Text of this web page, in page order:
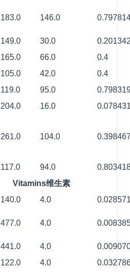
183.0 146.0
149.0 30.0
165.0 66.0
0.4
105.0 42.0
0.4
119.0 95.0
204.0 16.0
261.0 104.0
117.0 94.0
Vitamins维生素
140.0 4.0
477.0 4.0
441.0 4.0
122.0 4.0